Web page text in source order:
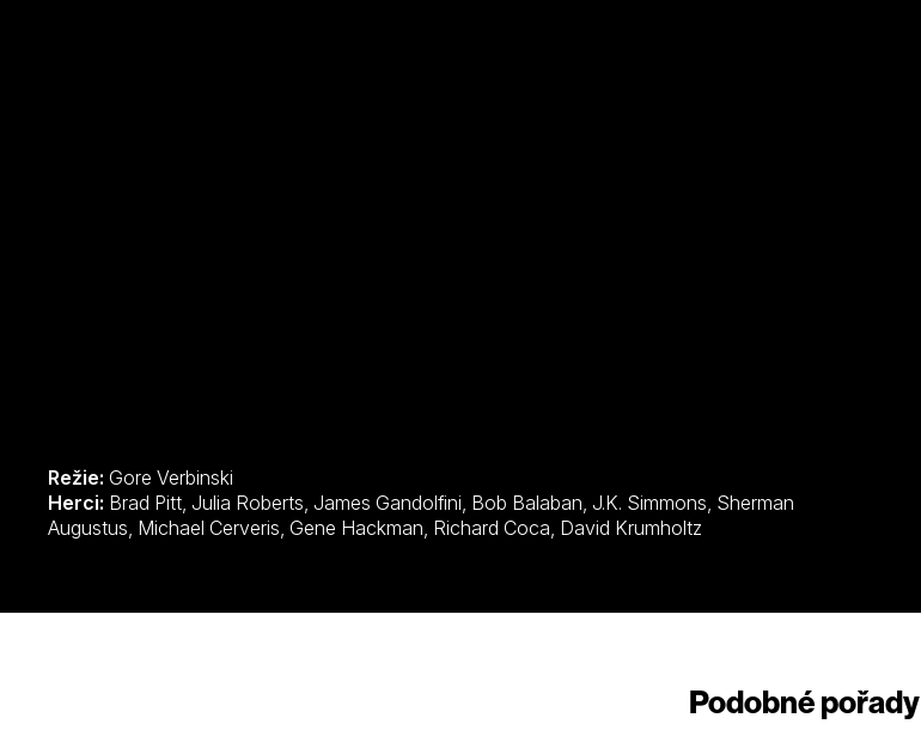
Režie: Gore Verbinski
Herci:
Augustus, Michael Cerveris, Gene Hackman, Richard Coca, David Krumholtz
Podobné pořady